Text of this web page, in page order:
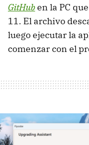
GitHuben la PC
11. El archivo
luego ejecutar la
comenzar con el